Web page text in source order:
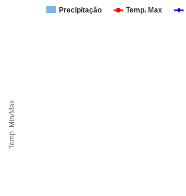
Temp. Min/Max
Precipitação Temp. Max